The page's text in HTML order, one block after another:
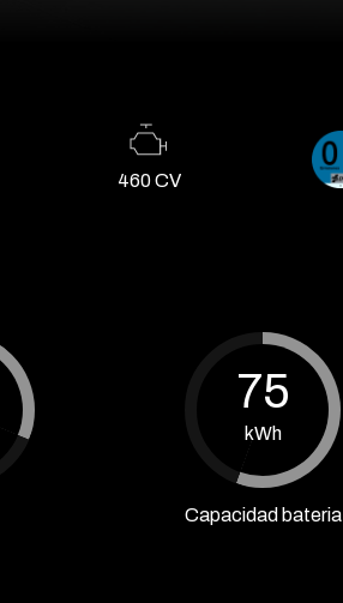
460 CV
75
kWh
Capacidad bateria